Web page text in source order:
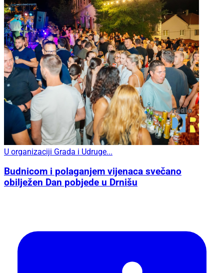
U organizaciji Grada i Udruge...
Budnicom i polaganjem vijenaca svečano
obilježen Dan pobjede u Drnišu